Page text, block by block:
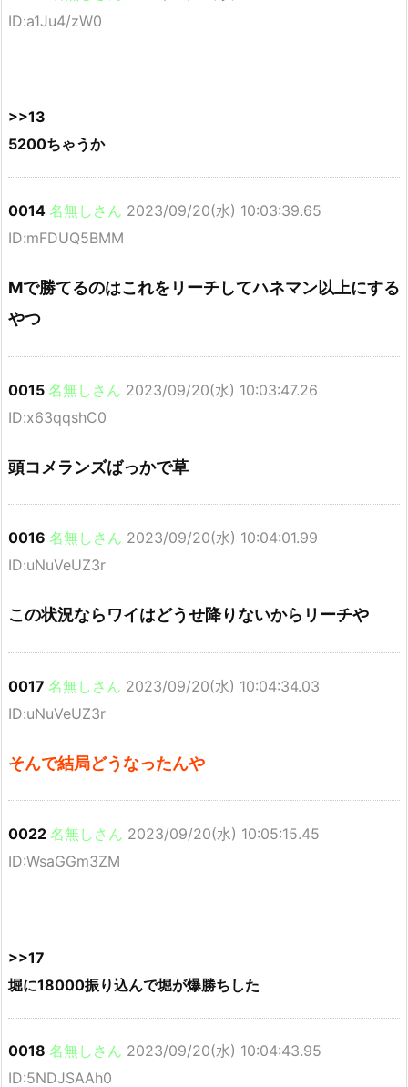
ID:a1Ju4/zW0
>>13
5200ちゃうか
0014 名無しさん 2023/09/20(水) 10:03:39.65
ID:mFDUQ5BMM
Mで勝てるのはこれをリーチしてハネマン以上にする
やつ
0015 名無しさん 2023/09/20(水) 10:03:47.26
ID:x63qqshC0
頭コメランズばっかで草
0016 名無しさん 2023/09/20(水) 10:04:01.99
ID:uNuVeUZ3r
この状況ならワイはどうせ降りないからリーチや
0017 名無しさん 2023/09/20(水) 10:04:34.03
ID:uNuVeUZ3r
そんで結局どうなったんや
0022 名無しさん 2023/09/20(水) 10:05:15.45
ID:WsaGGm3ZM
>>17
堀に18000振り込んで堀が爆勝ちした
0018 名無しさん 2023/09/20(水) 10:04:43.95
ID:5NDJSAAh0